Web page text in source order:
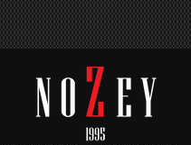
SOLETTE IN CARBONIO